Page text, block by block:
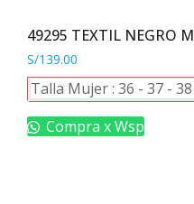
49295 TEXTIL NEGRO M
S/139.00
Este
producto
tiene
Talla Mujer : 36 - 37 - 38
Compra x Wsp